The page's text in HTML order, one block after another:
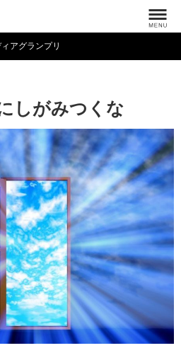
ィアグランプリ
しがみつくな